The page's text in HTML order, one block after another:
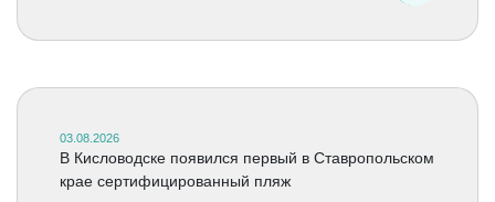
03.08.2026
В Кисловодске появился первый в Ставропольском
крае сертифицированный пляж